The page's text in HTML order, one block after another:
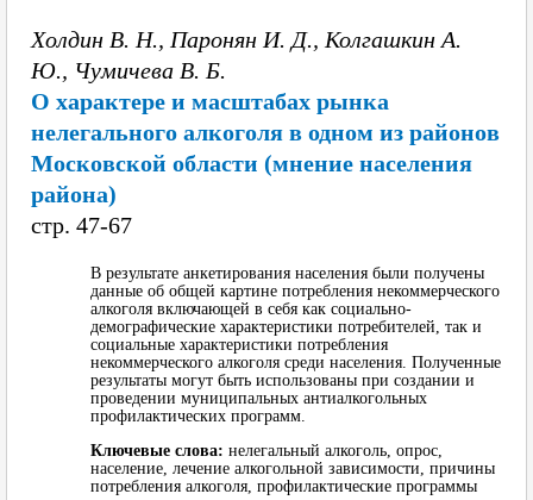
Холдин В. Н., Паронян И. Д., Колгашкин А.
Ю., Чумичева В. Б.
О характере и масштабах рынка
нелегального алкоголя в одном из районов
Московской области (мнение населения
района)
cтр. 47-67
В результате анкетирования населения были получены
данные об общей картине потребления некоммерческого
алкоголя включающей в себя как социально-
демографические характеристики потребителей, так и
социальные характеристики потребления
некоммерческого алкоголя среди населения. Полученные
результаты могут быть использованы при создании и
проведении муниципальных антиалкогольных
профилактических программ.
Ключевые слова: нелегальный алкоголь, опрос,
население, лечение алкогольной зависимости, причины
потребления алкоголя, профилактические программы